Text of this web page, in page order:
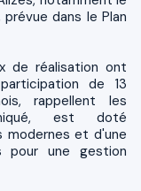
dans le Plan
de réalisation ont
de 13
rappellent les
est doté
modernes et d'une
pour une gestion